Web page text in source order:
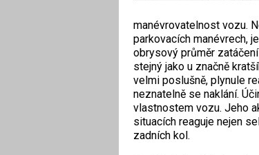
manévrovatelnost vozu.
parkovacích manévrech,
obrysový průměr
stejný jako u značně
velmi poslušně, plynule
neznatelně se naklání.
vlastnostem vozu. Jeho
situacích reaguje nejen
zadních kol.